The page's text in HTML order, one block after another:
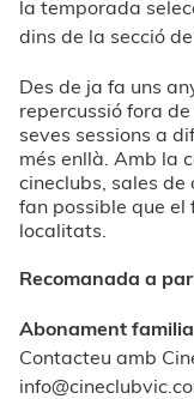
la temporada
dins de la secció
Des de ja fa uns
repercussió fora
seves sessions a
més enllà. Amb la
cineclubs, sales
fan possible que
localitats.
Recomanada a
Abonament
Contacteu amb